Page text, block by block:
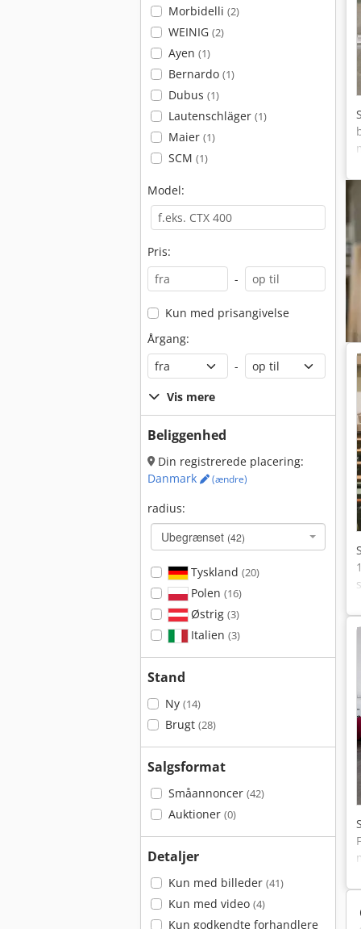
Morbidelli (2)
WEINIG (2)
Ayen (1)
Bernardo (1)
Dubus (1)
Lautenschläger (1)
Maier (1)
SCM (1)
Model:
Pris:
-
Kun med prisangivelse
Årgang:
-
Vis mere
Beliggenhed
Din registrerede placering:
Danmark
(ændre)
radius:
Ubegrænset (42)
Tyskland (20)
Polen (16)
Østrig (3)
Italien (3)
Stand
Ny (14)
Brugt (28)
Salgsformat
Småannoncer (42)
Auktioner (0)
Detaljer
Kun med billeder (41)
Kun med video (4)
Kun godkendte forhandlere